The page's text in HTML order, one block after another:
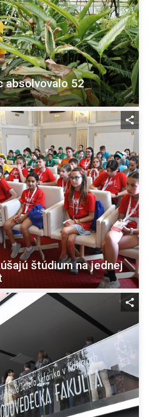
absolvovalo 52
štúdium na jednej